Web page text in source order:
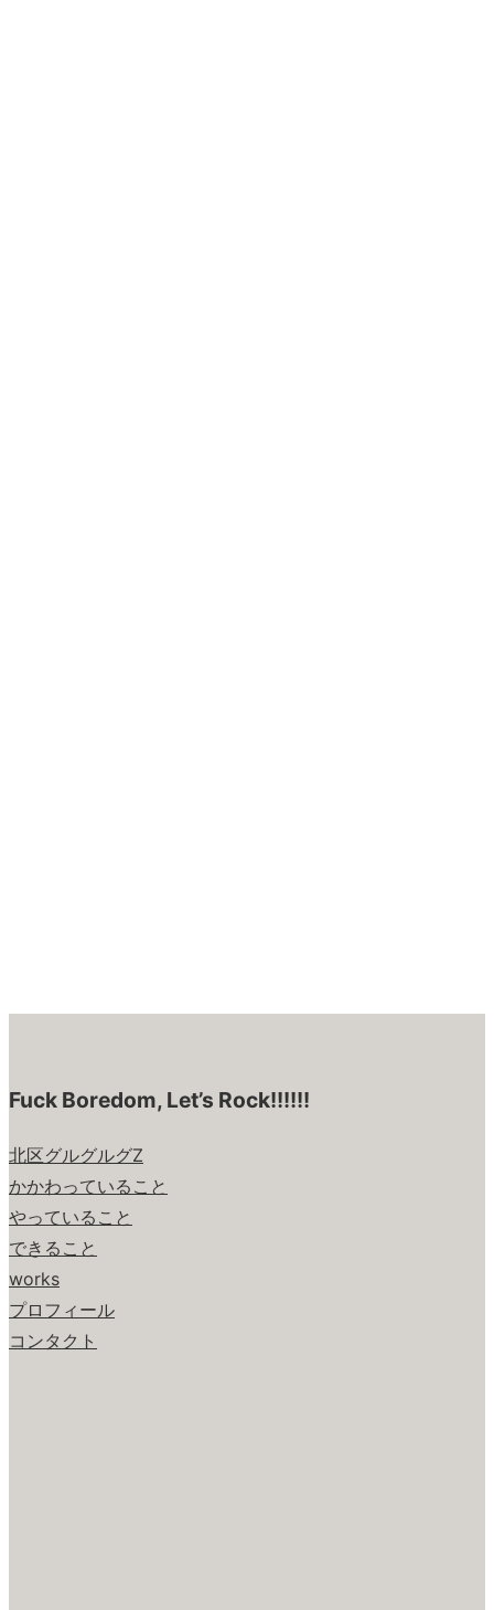
Fuck Boredom, Let’s Rock!!!!!!
北区グルグルグZ
かかわっていること
やっていること
できること
works
プロフィール
コンタクト